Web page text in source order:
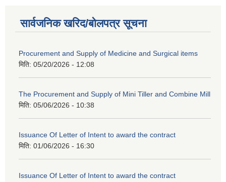
सार्वजनिक खरिद/बोलपत्र सूचना
Procurement and Supply of Medicine and Surgical items
मिति: 05/20/2026 - 12:08
The Procurement and Supply of Mini Tiller and Combine Mill
मिति: 05/06/2026 - 10:38
Issuance Of Letter of Intent to award the contract
मिति: 01/06/2026 - 16:30
Issuance Of Letter of Intent to award the contract